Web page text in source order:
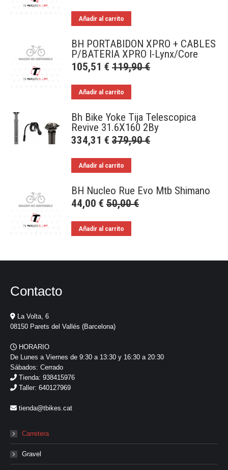
Añadir al carrito
BH PORTABIDON XPRO + CABLES
P/BATERIA XPRO I-Lynx/Core
105,51 € 119,90€
Añadir al carrito
Bh Bike Yoke Tija Telescopica
Revive 31.6X160 2By
334,31 € 379,90€
Añadir al carrito
BH Nucleo Rue Evo Mtb Shimano
44,00 € 50,00€
Añadir al carrito
Contacto
La Volta, 6
08150 Parets del Vallés (Barcelona)
HORARIO
De Lunes a Viernes de 9:30 a 13:30 y 16:30 a 20:30
Sábados: Cerrado
Tienda: 938415976
Taller: 640127969
tienda@tbikes.cat
Carretera
Gravel